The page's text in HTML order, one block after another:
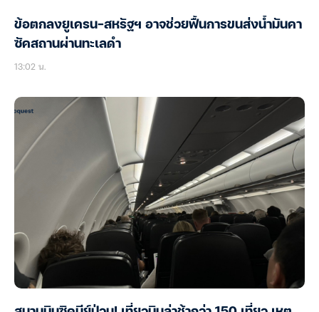
ข้อตกลงยูเครน-สหรัฐฯ อาจช่วยฟื้นการขนส่งน้ำมันคา
ซัคสถานผ่านทะเลดำ
13:02 น.